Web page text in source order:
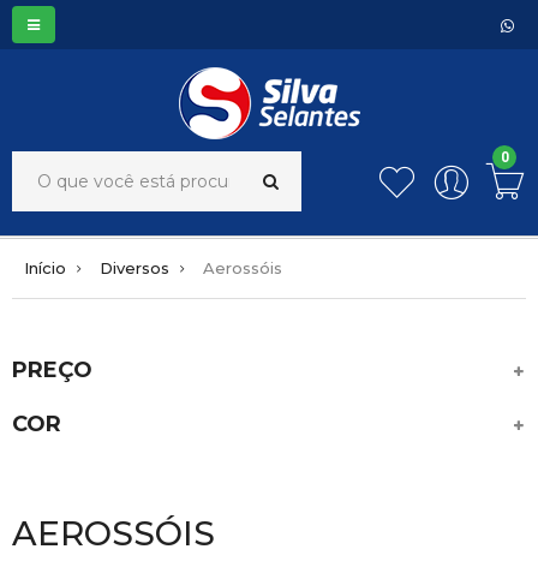
0
Início Diversos Aerossóis
PREÇO
COR
AEROSSÓIS